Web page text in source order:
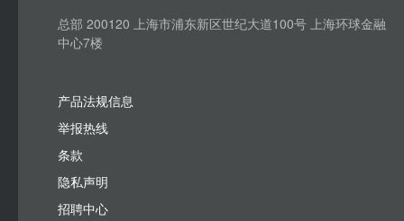
总部 200120 上海市浦东新区世纪大道100号 上海环球金融
中心7楼
产品法规信息
举报热线
条款
隐私声明
招聘中心